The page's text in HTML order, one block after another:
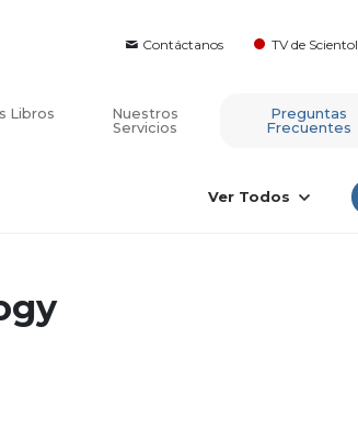
Contáctanos TV de
Libros
Nuestros
Servicios
Preguntas
Frecuentes
Ver Todos